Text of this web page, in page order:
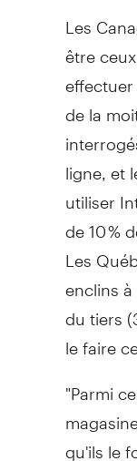
Les
être
de la
ligne, et
utiliser
de 10 %
Les
enclins
du tiers
le faire
"Parmi
qu'ils le